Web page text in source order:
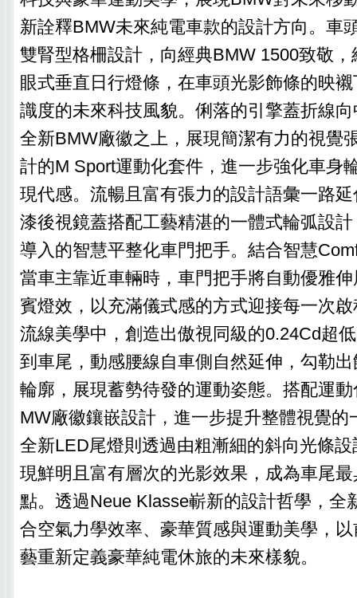
新詮釋BMW未來純電車款的設計方向。車
雙腎型格柵設計，向經典BMW 1500致敬
眼式垂直日行燈條，在車頭光影飾條的映
識度的未來科技風貌。俐落的引擎蓋折線
全新BMW廠徽之上，展現簡潔有力的視覺
計的M Sport運動化套件，進一步強化車身
現代感。流暢且富有張力的設計語彙一路
漆後視鏡蓋搭配工藝精湛的一體式輪弧設
導入的智慧平整化車門把手。結合智慧
當車主靠近車輛時，車門把手將自動優雅
賓燈效，以充滿儀式感的方式迎接每一次
流線美學中，創造出傲視同級的0.24Cd超
到車尾，動感腰線自車側自然延伸，勾勒
輪廓，展現蓄勢待發的運動姿態。搭配運
MW廠徽鑲嵌設計，進一步提升整體視覺的
全新LED尾燈則透過由粗漸細的斜向光條
現鮮明且富有層次的光影效果，成為車尾
點。透過Neue Klasse嶄新的設計哲學，全
合空氣力學效率、豪華質感與運動美學，
藝重新定義豪華純電休旅的未來樣貌。